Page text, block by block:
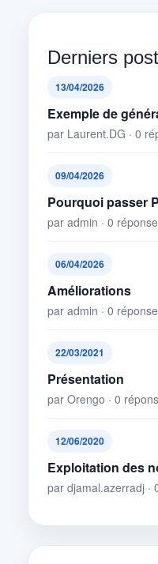
Derniers
13/04/2026
Exemple de
par Laurent.DG · 0
09/04/2026
Pourquoi passer
par admin · 0
06/04/2026
Améliorations
par admin · 0
22/03/2021
Présentation
par Orengo · 0
12/06/2020
Exploitation des
par djamal.azerradj ·